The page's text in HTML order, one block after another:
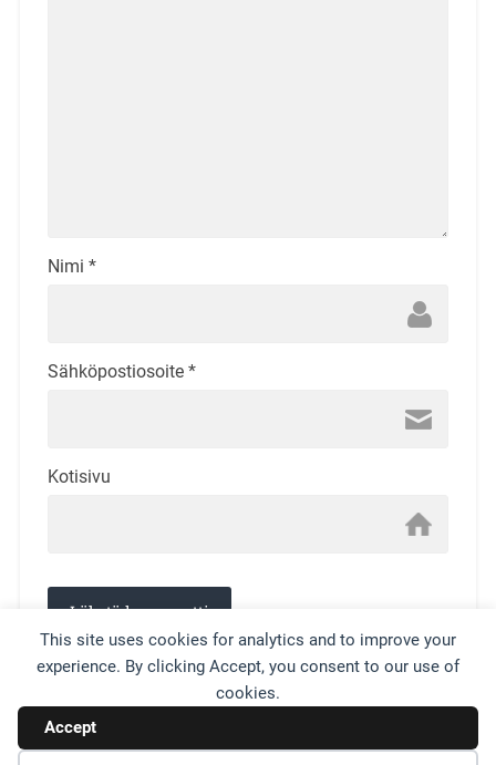
This site uses cookies for analytics and to improve your
experience. By clicking Accept, you consent to our use of
cookies.
Accept
Nimi *
Sähköpostiosoite *
Kotisivu
This site uses Akismet to reduce spam.
comment data is processed.